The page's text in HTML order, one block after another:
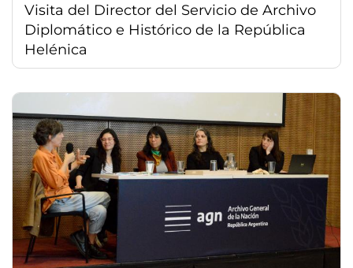
Visita del Director del Servicio de Archivo
Diplomático e Histórico de la República
Helénica